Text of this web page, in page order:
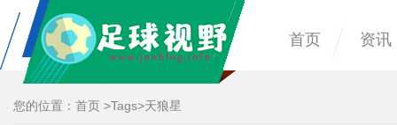
首页 资讯
您的位置： 首页 >Tags>天狼星